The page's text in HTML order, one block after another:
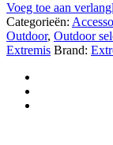
Voeg toe aan
Categorieën:
Outdoor, Outdoor
Extremis Brand: